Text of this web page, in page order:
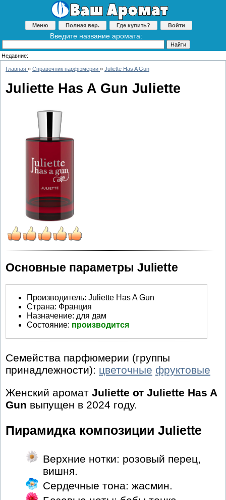
Меню Полная вер. Где купить? Войти
Введите название аромата:
Недавние:
Главная » Справочник парфюмерии » Juliette Has A Gun
Juliette Has A Gun Juliette
Основные параметры Juliette
Производитель: Juliette Has A Gun
Страна: Франция
Назначение: для дам
Состояние: производится
Семейства парфюмерии (группы
принадлежности): цветочные фруктовые
Женский аромат Juliette от Juliette Has A
Gun выпущен в 2024 году.
Пирамидка композиции Juliette
Верхние нотки: розовый перец,
вишня.
Сердечные тона: жасмин.